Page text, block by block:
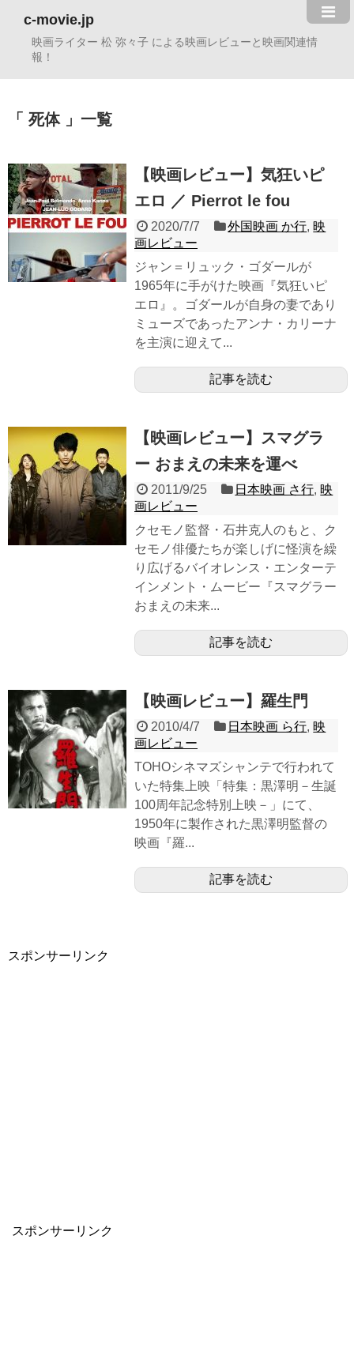
c-movie.jp
映画ライター 松 弥々子 による映画レビューと映画関連情
報！
死体 一覧
【映画レビュー】気狂いピ
エロ ／ Pierrot le fou
2020/7/7 外国映画 か行, 映
画レビュー
ジャン＝リュック・ゴダールが
1965年に手がけた映画『気狂いピ
エロ』。ゴダールが自身の妻であり
ミューズであったアンナ・カリーナ
を主演に迎えて...
記事を読む
【映画レビュー】スマグラ
ー おまえの未来を運べ
2011/9/25 日本映画 さ行, 映
画レビュー
クセモノ監督・石井克人のもと、ク
セモノ俳優たちが楽しげに怪演を繰
り広げるバイオレンス・エンターテ
インメント・ムービー『スマグラー
おまえの未来...
記事を読む
【映画レビュー】羅生門
2010/4/7 日本映画 ら行, 映
画レビュー
TOHOシネマズシャンテで行われて
いた特集上映「特集：黒澤明－生誕
100周年記念特別上映－」にて、
1950年に製作された黒澤明監督の
映画『羅...
記事を読む
スポンサーリンク
スポンサーリンク